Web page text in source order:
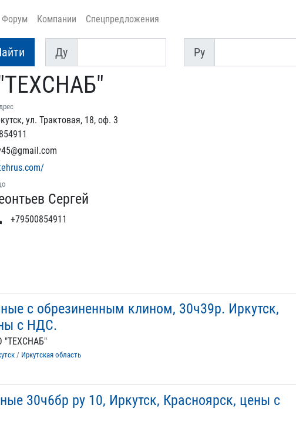
Форум Компании Спецпредложения
Ду
Ду
Py
Py
ул. Трактовая, 18, оф. 3
Сергей
+79500854911
с обрезиненным клином, 30ч39р. Иркутск,
с НДС.
"ТЕХСНАБ"
/ Иркутская область
30ч6бр ру 10, Иркутск, Красноярск, цены с